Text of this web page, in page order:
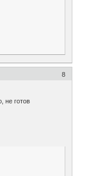
8
не готов